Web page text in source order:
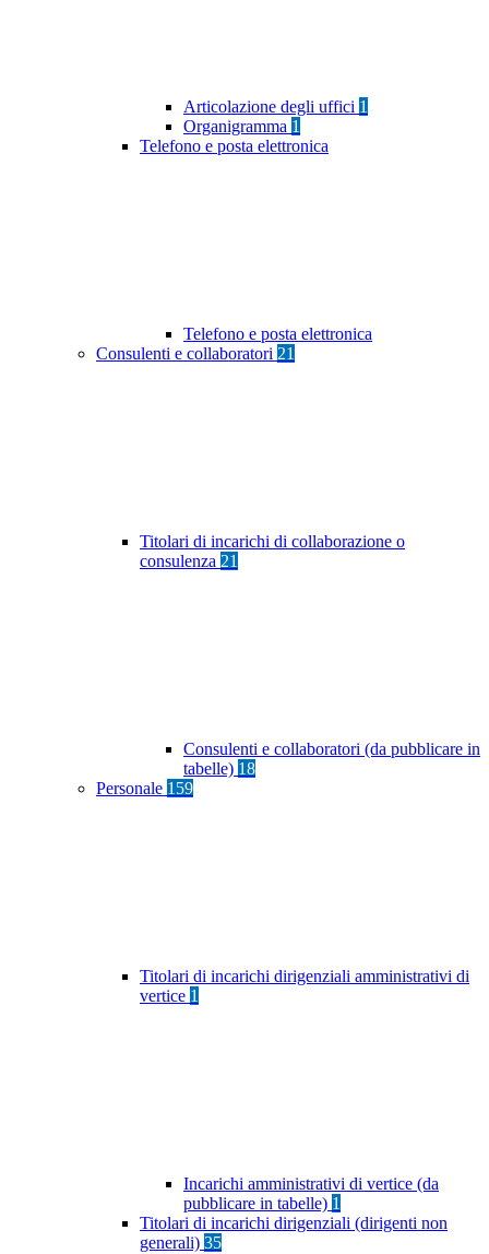
Articolazione degli uffici 1
Organigramma 1
Telefono e posta elettronica
Telefono e posta elettronica
Consulenti e collaboratori 21
Titolari di incarichi di collaborazione o
consulenza 21
Consulenti e collaboratori (da pubblicare in
tabelle) 18
Personale 159
Titolari di incarichi dirigenziali amministrativi di
vertice 1
Incarichi amministrativi di vertice (da
pubblicare in tabelle) 1
Titolari di incarichi dirigenziali (dirigenti non
generali) 35